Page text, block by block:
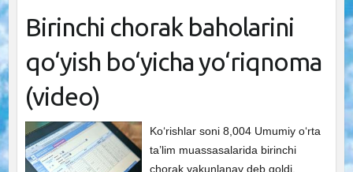
Birinchi chorak baholarini
qo‘yish bo‘yicha yo‘riqnoma
(video)
Ko‘rishlar soni 8,004 Umumiy o‘rta
ta’lim muassasalarida birinchi
chorak yakunlanay deb qoldi.